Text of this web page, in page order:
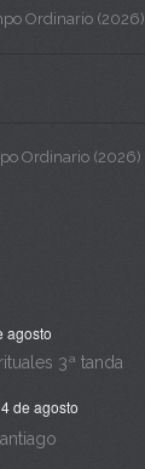
Ordinario (2026)
Ordinario (2026)
agosto
3ª tanda
de agosto